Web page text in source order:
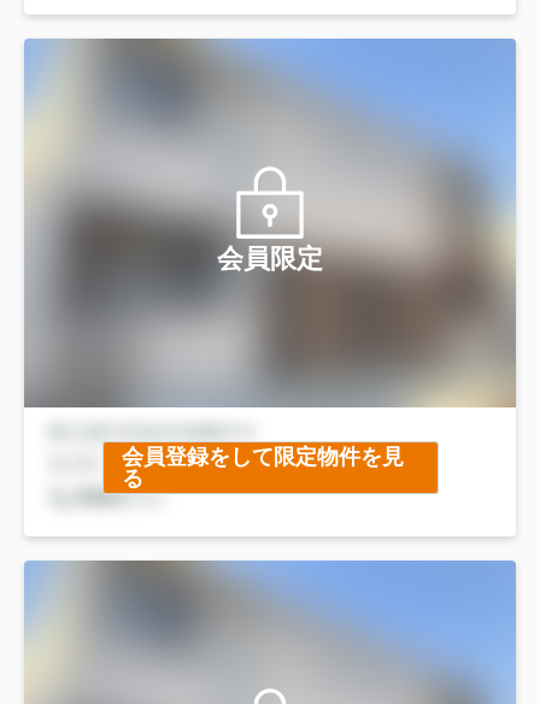
会員限定
会員登録をして限定物件を見
る